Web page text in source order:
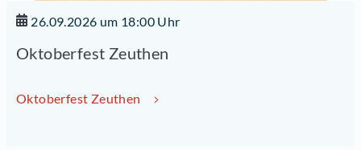
26.09.2026 um 18:00 Uhr
Oktoberfest Zeuthen
Oktoberfest Zeuthen